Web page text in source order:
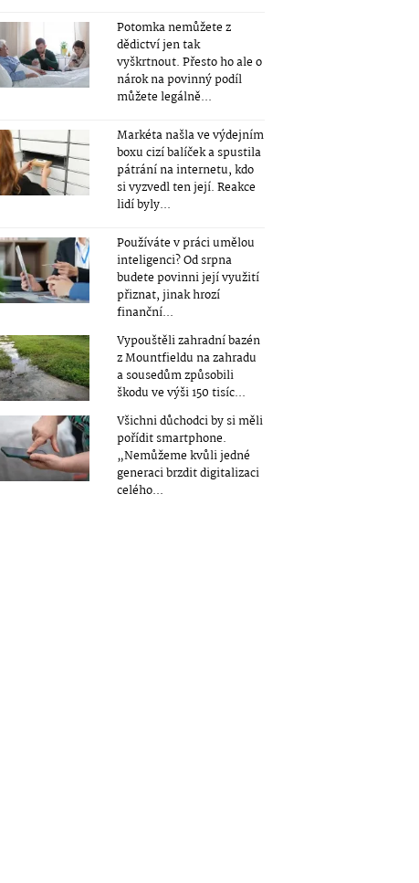
Potomka nemůžete z
dědictví jen tak
vyškrtnout. Přesto ho ale o
nárok na povinný podíl
můžete legálně...
Markéta našla ve výdejním
boxu cizí balíček a spustila
pátrání na internetu, kdo
si vyzvedl ten její. Reakce
lidí byly...
Používáte v práci umělou
inteligenci? Od srpna
budete povinni její využití
přiznat, jinak hrozí
finanční...
Vypouštěli zahradní bazén
z Mountfieldu na zahradu
a sousedům způsobili
škodu ve výši 150 tisíc...
Všichni důchodci by si měli
pořídit smartphone.
„Nemůžeme kvůli jedné
generaci brzdit digitalizaci
celého...